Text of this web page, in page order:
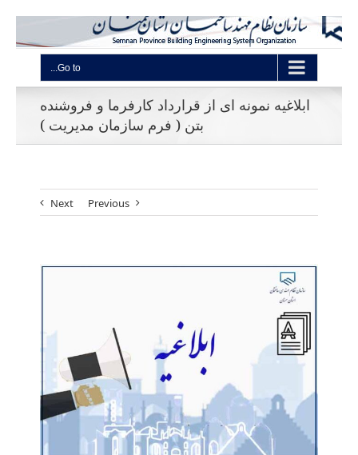
Go to...
ابلاغیه نمونه ای از قرارداد کارفرما و فروشنده
بتن ( فرم سازمان مدیریت )
Previous
Next
View
Larger
Image